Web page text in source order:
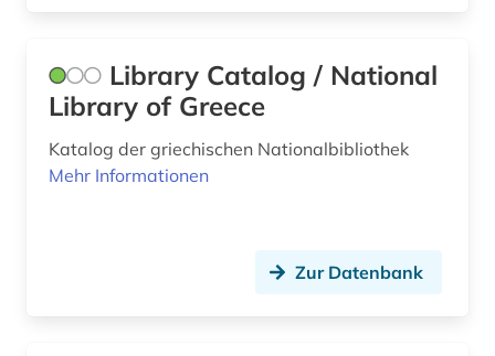
Library Catalog / National
Library of Greece
Katalog der griechischen Nationalbibliothek
Mehr Informationen
Zur Datenbank